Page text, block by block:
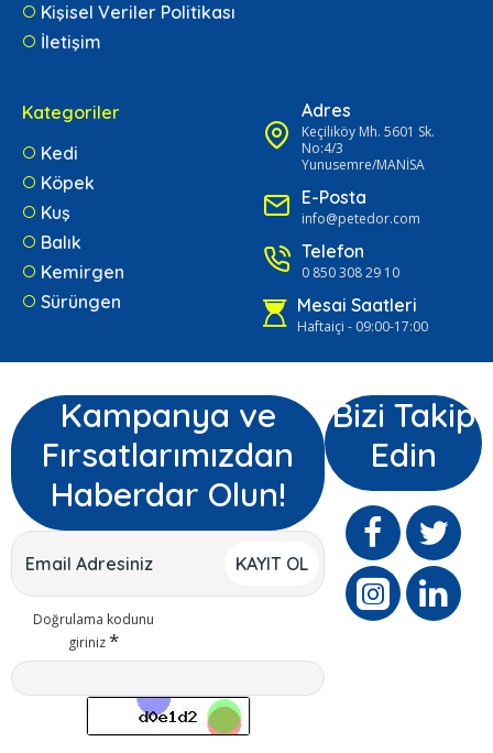
Kişisel Veriler Politikası
İletişim
Kategoriler
Kedi
Köpek
Kuş
Balık
Kemirgen
Sürüngen
Adres
Keçiliköy Mh. 5601 Sk.
No:4/3
Yunusemre/MANİSA
E-Posta
info@petedor.com
Telefon
0 850 308 29 10
Mesai Saatleri
Haftaiçi - 09:00-17:00
Kampanya ve
Fırsatlarımızdan
Haberdar Olun!
KAYIT OL
Doğrulama kodunu
giriniz
Bizi Takip
Edin